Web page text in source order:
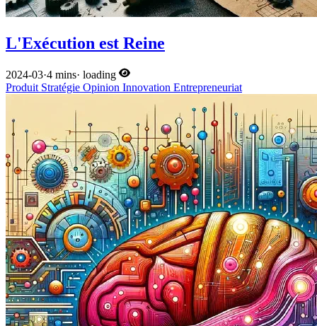
L'Exécution est Reine
2024-03·4 mins· loading
Produit Stratégie Opinion Innovation Entrepreneuriat